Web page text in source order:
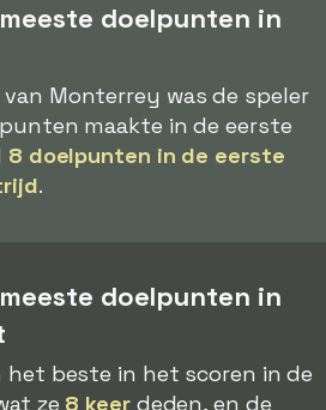
doelpunten in
van Monterrey was de speler
maakte in de eerste
8 doelpunten in de eerste
.
doelpunten in
het beste in het scoren in de
ze 8 keerdeden, en de